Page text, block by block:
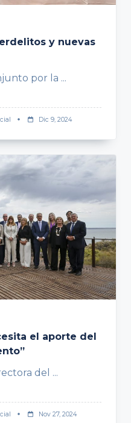
y nuevas
por la ...
Dic 9, 2024
el aporte del
del ...
Nov 27, 2024